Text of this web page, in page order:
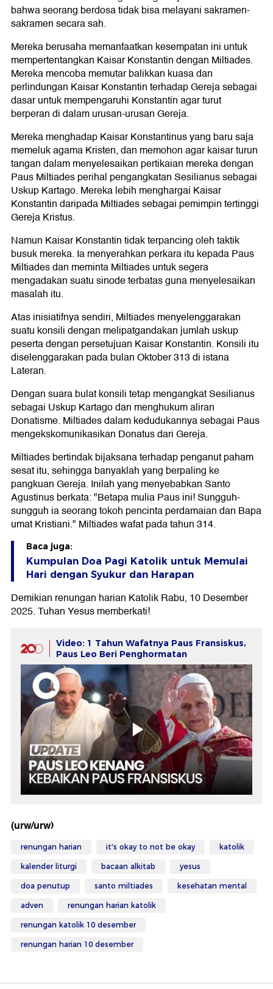
bahwa seorang berdosa tidak bisa melayani sakramen-
sakramen secara sah.
Mereka berusaha memanfaatkan kesempatan ini untuk
mempertentangkan Kaisar Konstantin dengan Miltiades.
Mereka mencoba memutar balikkan kuasa dan
perlindungan Kaisar Konstantin terhadap Gereja sebagai
dasar untuk mempengaruhi Konstantin agar turut
berperan di dalam urusan-urusan Gereja.
Mereka menghadap Kaisar Konstantinus yang baru saja
memeluk agama Kristen, dan memohon agar kaisar turun
tangan dalam menyelesaikan pertikaian mereka dengan
Paus Miltiades perihal pengangkatan Sesilianus sebagai
Uskup Kartago. Mereka lebih menghargai Kaisar
Konstantin daripada Miltiades sebagai pemimpin tertinggi
Gereja Kristus.
Namun Kaisar Konstantin tidak terpancing oleh taktik
busuk mereka. Ia menyerahkan perkara itu kepada Paus
Miltiades dan meminta Miltiades untuk segera
mengadakan suatu sinode terbatas guna menyelesaikan
masalah itu.
Atas inisiatifnya sendiri, Miltiades menyelenggarakan
suatu konsili dengan melipatgandakan jumlah uskup
peserta dengan persetujuan Kaisar Konstantin. Konsili itu
diselenggarakan pada bulan Oktober 313 di istana
Lateran.
Dengan suara bulat konsili tetap mengangkat Sesilianus
sebagai Uskup Kartago dan menghukum aliran
Donatisme. Miltiades dalam kedudukannya sebagai Paus
mengekskomunikasikan Donatus dari Gereja.
Miltiades bertindak bijaksana terhadap penganut paham
sesat itu, sehingga banyaklah yang berpaling ke
pangkuan Gereja. Inilah yang menyebabkan Santo
Agustinus berkata: "Betapa mulia Paus ini! Sungguh-
sungguh ia seorang tokoh pencinta perdamaian dan Bapa
umat Kristiani." Miltiades wafat pada tahun 314.
Baca juga:
Kumpulan Doa Pagi Katolik untuk Memulai
Hari dengan Syukur dan Harapan
Demikian renungan harian Katolik Rabu, 10 Desember
2025. Tuhan Yesus memberkati!
Video: 1 Tahun Wafatnya Paus Fransiskus,
Paus Leo Beri Penghormatan
(urw/urw)
renungan harian it's okay to not be okay katolik
kalender liturgi bacaan alkitab yesus
doa penutup santo miltiades kesehatan mental
adven renungan harian katolik
renungan katolik 10 desember
renungan harian 10 desember